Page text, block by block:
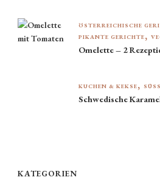
ÖSTERREICHISCHE
PIKANTE GERICHTE
Omelette – 2
KUCHEN & KEKSE
Schwedische
KATEGORIEN